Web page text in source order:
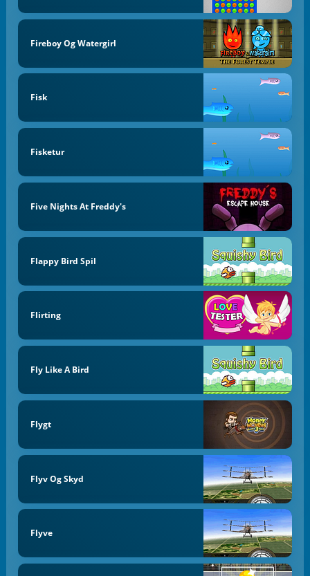
Fireboy Og Watergirl
Fisk
Fisketur
Five Nights At Freddy's
Flappy Bird Spil
Flirting
Fly Like A Bird
Flygt
Flyv Og Skyd
Flyve